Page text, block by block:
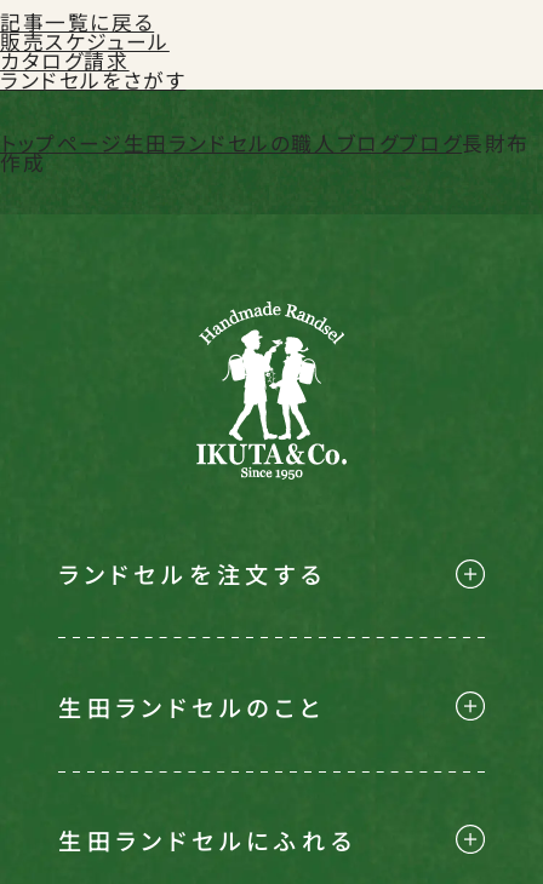
記事一覧に戻る
販売スケジュール
カタログ請求
ランドセルをさがす
トップページ 生田ランドセルの職人ブログブログ長財布
作成
ランドセルを注文する
生田ランドセルのこと
生田ランドセルにふれる